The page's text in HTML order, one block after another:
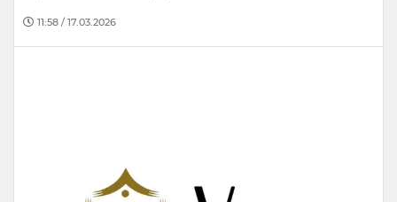
11:58 / 17.03.2026